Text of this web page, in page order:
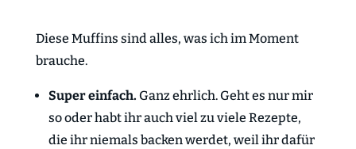
Diese Muffins sind alles, was ich im Moment
brauche.
Super einfach. Ganz ehrlich. Geht es nur mir
so oder habt ihr auch viel zu viele Rezepte,
die ihr niemals backen werdet, weil ihr dafür